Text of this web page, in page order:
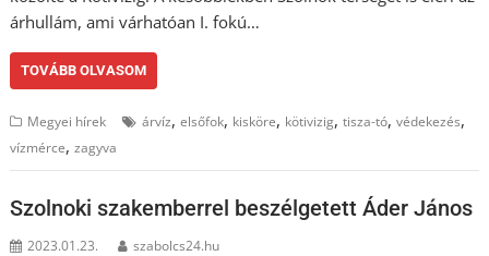
árhullám, ami várhatóan I. fokú…
TOVÁBB OLVASOM
Megyei hírek árvíz,elsőfok, kisköre, kötivizig,tisza-tó,védekezés,
vízmérce,zagyva
Szolnoki szakemberrel beszélgetett Áder János
2023.01.23. szabolcs24.hu